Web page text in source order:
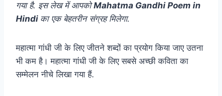
गया है. इस लेख में आपकोMahatma Gandhi Poem in
Hindi का एक बेहतरीन संग्रह मिलेगा.
महात्मा गांधी जी के लिए जीतने शब्दों का प्रयोग किया जाए उतना
भी कम है। महात्मा गांधी जी के लिए सबसे अच्छी कविता का
सम्मेलन नीचे लिखा गया हैं.